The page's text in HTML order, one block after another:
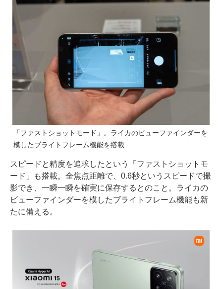
「ファストショットモード」。ライカのビューファインダーを
模したブライトフレーム機能を搭載
スピードと精度を追求したという「ファストショットモ
ード」も搭載。全焦点距離で、0.6秒というスピードで撮
影でき、一瞬一瞬を確実に保存するとのこと。ライカの
ビューファインダーを模したブライトフレーム機能も新
たに備える。